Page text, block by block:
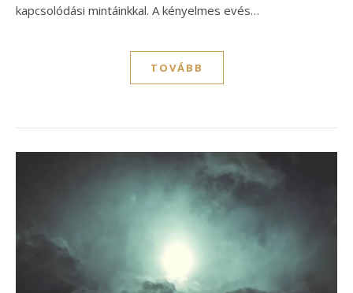
kapcsolódási mintáinkkal. A kényelmes evés…
TOVÁBB